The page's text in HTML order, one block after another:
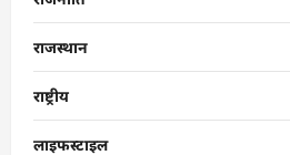
राजस्थान
राष्ट्रीय
लाइफस्टाइल